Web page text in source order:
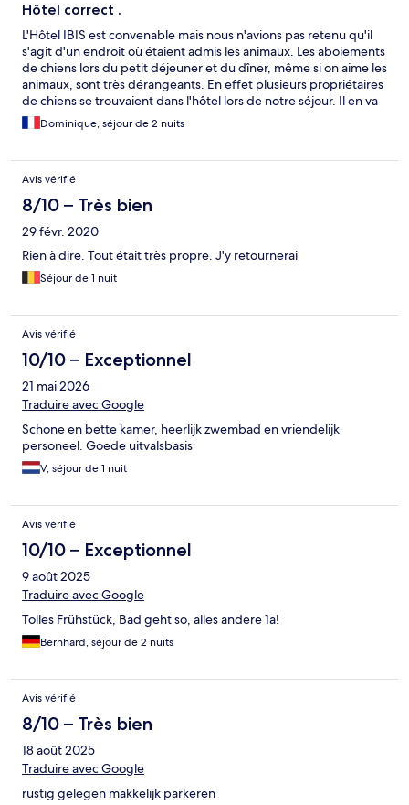
Hôtel correct .
L'Hôtel IBIS est convenable mais nous n'avions pas retenu qu'il
s'agit d'un endroit où étaient admis les animaux. Les aboiements
de chiens lors du petit déjeuner et du dîner, même si on aime les
animaux, sont très dérangeants. En effet plusieurs propriétaires
de chiens se trouvaient dans l'hôtel lors de notre séjour. Il en va
d'ailleurs de même sur la plage à proximité.
Dominique, séjour de 2 nuits
Avis vérifié
8/10 – Très bien
29 févr. 2020
Rien à dire. Tout était très propre. J'y retournerai
Séjour de 1 nuit
Avis vérifié
10/10 – Exceptionnel
21 mai 2026
Traduire avec Google
Schone en bette kamer, heerlijk zwembad en vriendelijk
personeel. Goede uitvalsbasis
V, séjour de 1 nuit
Avis vérifié
10/10 – Exceptionnel
9 août 2025
Traduire avec Google
Tolles Frühstück, Bad geht so, alles andere 1a!
Bernhard, séjour de 2 nuits
Avis vérifié
8/10 – Très bien
18 août 2025
Traduire avec Google
rustig gelegen makkelijk parkeren